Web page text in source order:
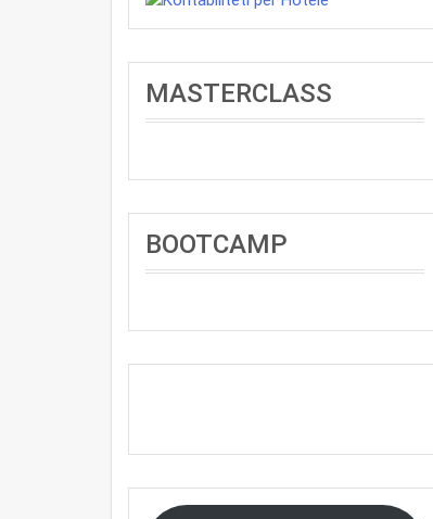
MASTERCLASS
BOOTCAMP